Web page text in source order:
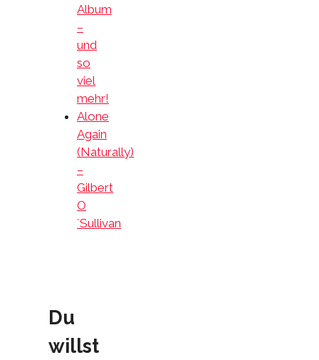
Album
–
und
so
viel
mehr!
Alone
Again
(Naturally)
–
Gilbert
O
´Sullivan
Du
willst